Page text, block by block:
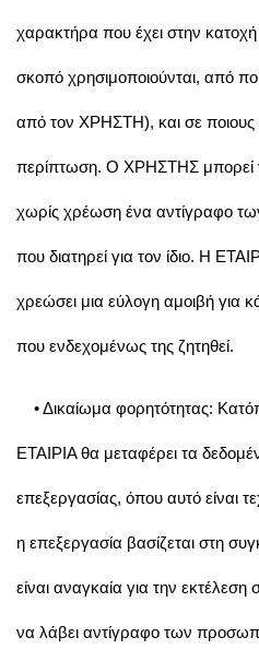
χαρακτήρα που έχει στην κατοχή
σκοπό χρησιμοποιούνται, από
από τον ΧΡΗΣΤΗ), και σε ποιους
περίπτωση. Ο ΧΡΗΣΤΗΣ μπορεί
χωρίς χρέωση ένα αντίγραφο
που διατηρεί για τον ίδιο. Η
χρεώσει μια εύλογη αμοιβή για
που ενδεχομένως της ζητηθεί.
• Δικαίωμα φορητότητας:
ΕΤΑΙΡΙΑ θα μεταφέρει τα
επεξεργασίας, όπου αυτό είναι
η επεξεργασία βασίζεται στη
είναι αναγκαία για την
να λάβει αντίγραφο των